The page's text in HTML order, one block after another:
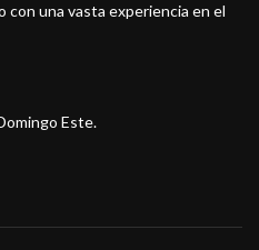
con una vasta experiencia en el
Este.